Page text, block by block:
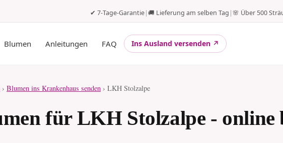
✔ 7-Tage-Garantie|🚚 Lieferung am selben Tag |🌸 Über 500
Blumen Anleitungen FAQ Ins Ausland versenden ↗
› Blumen ins Krankenhaus senden › LKH Stolzalpe
für LKH Stolzalpe - online